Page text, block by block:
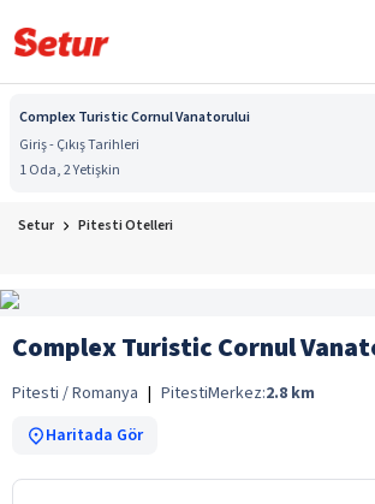
Complex Turistic Cornul Vanatorului
Giriş - Çıkış Tarihleri
1 Oda, 2 Yetişkin
Setur Pitesti Otelleri
Complex Turistic Cornul
Pitesti / Romanya | PitestiMerkez:2.8 km
Haritada Gör